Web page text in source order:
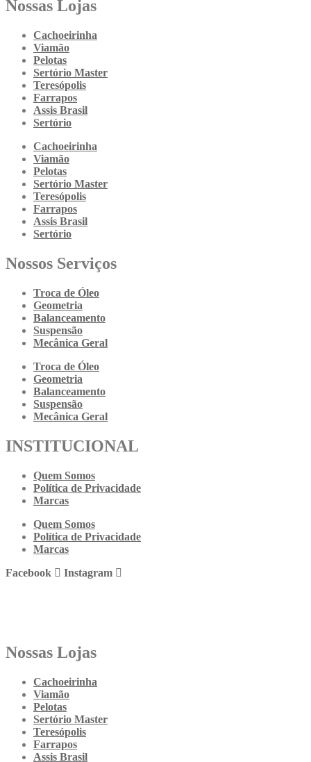
Nossas Lojas
Cachoeirinha
Viamão
Pelotas
Sertório Master
Teresópolis
Farrapos
Assis Brasil
Sertório
Cachoeirinha
Viamão
Pelotas
Sertório Master
Teresópolis
Farrapos
Assis Brasil
Sertório
Nossos Serviços
Troca de Óleo
Geometria
Balanceamento
Suspensão
Mecânica Geral
Troca de Óleo
Geometria
Balanceamento
Suspensão
Mecânica Geral
INSTITUCIONAL
Quem Somos
Política de Privacidade
Marcas
Quem Somos
Política de Privacidade
Marcas
Facebook
Instagram
Nossas Lojas
Cachoeirinha
Viamão
Pelotas
Sertório Master
Teresópolis
Farrapos
Assis Brasil